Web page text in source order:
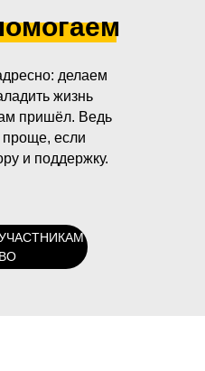
делаем
жизнь
пришёл. Ведь
проще, если
и поддержку.